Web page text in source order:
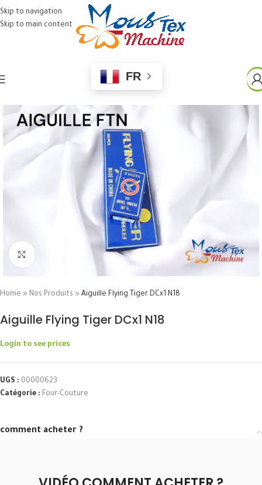
Skip to navigation
Skip to main content
FR
Home » Nos Produits » Aiguille Flying Tiger DCx1 N18
Aiguille Flying Tiger DCx1 N18
Login to see prices
UGS : 00000623
Catégorie : Four-Couture
comment acheter ?